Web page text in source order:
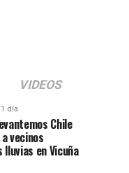
VIDEOS
día
Chile
vecinos
en Vicuña